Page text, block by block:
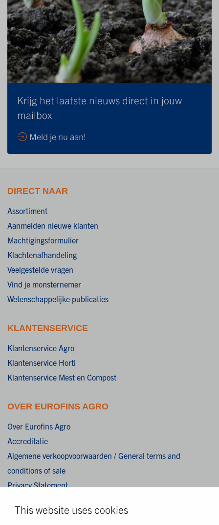
This website uses cookies
Krijg het laatste nieuws direct in jouw
mailbox
Meld je nu aan!
DIRECT NAAR
Assortiment
Aanmelden nieuwe klanten
Machtigingsformulier
Klachtenafhandeling
Veelgestelde vragen
Vind je monsternemer
Wetenschappelijke publicaties
KLANTENSERVICE
Klantenservice Agro
Klantenservice Horti
Klantenservice Mest en Compost
OVER EUROFINS AGRO
Over Eurofins Agro
Accreditatie
Algemene verkoopvoorwaarden / General terms and
conditions of sale
Privacy Statement
Disclaimer